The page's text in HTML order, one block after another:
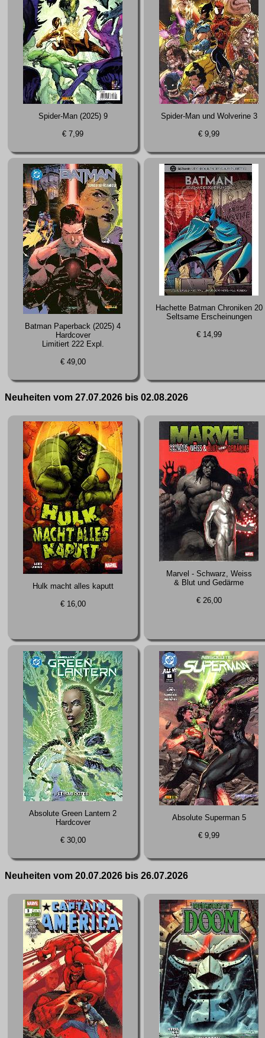
Spider-Man (2025) 9
€ 7,99
Spider-Man und Wolverine 3
€ 9,99
Batman Paperback (2025) 4
Hardcover
Limitiert 222 Expl.
€ 49,00
Hachette Batman Chroniken 20
Seltsame Erscheinungen
€ 14,99
Neuheiten vom 27.07.2026 bis 02.08.2026
Hulk macht alles kaputt
€ 16,00
Marvel - Schwarz, Weiss
& Blut und Gedärme
€ 26,00
Absolute Green Lantern 2
Hardcover
€ 30,00
Absolute Superman 5
€ 9,99
Neuheiten vom 20.07.2026 bis 26.07.2026